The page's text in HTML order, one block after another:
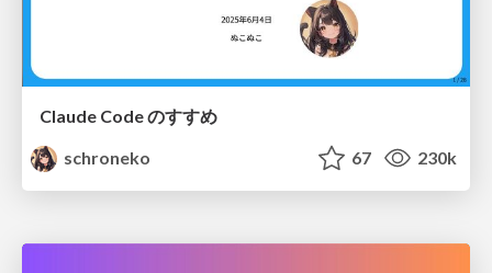
Claude Code のすすめ
schroneko
67 230k